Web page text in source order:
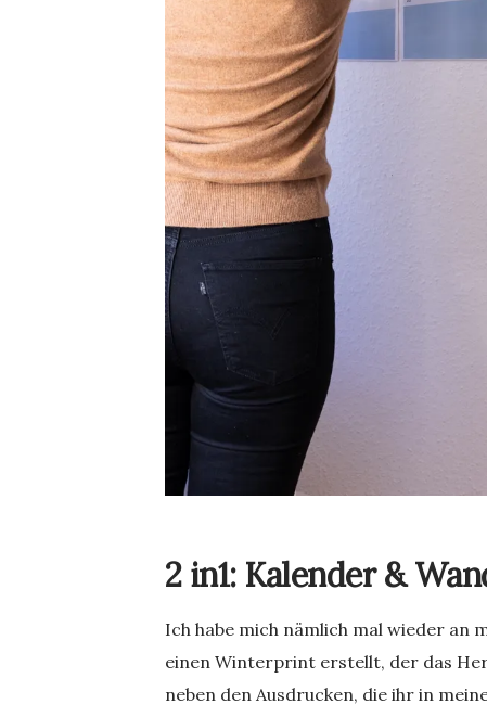
2 in1: Kalender &
Ich habe mich nämlich mal wieder
einen Winterprint erstellt, der das
neben den Ausdrucken, die ihr in